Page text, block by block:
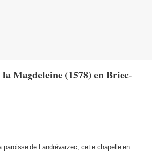
Magdeleine (1578) en Briec-
paroisse de Landrévarzec, cette chapelle en